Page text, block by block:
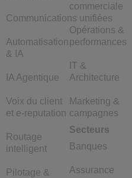
Communications unifiées
Automatisation
& IA
IA Agentique
Voix du client
et e-reputation
Routage
intelligent
Pilotage &
commerciale
Opérations &
performances
IT &
Architecture
Marketing &
campagnes
Secteurs
Banques
Assurance